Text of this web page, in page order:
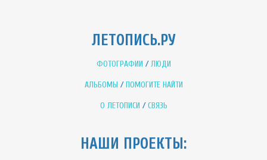
ЛЕТОПИСЬ.РУ
ФОТОГРАФИИ /ЛЮДИ
АЛЬБОМЫ /ПОМОГИТЕ НАЙТИ
О ЛЕТОПИСИ /СВЯЗЬ
НАШИ ПРОЕКТЫ: